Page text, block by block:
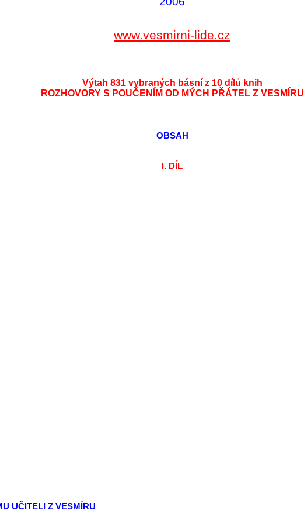
www.vesmirni-lide.cz
Výtah 831 vybraných básní z 10 dílů knih
ROZHOVORY S POUČENÍM OD MÝCH PŘÁTEL Z VESMÍRU
OBSAH
I. DÍL
UČITELI Z VESMÍRU